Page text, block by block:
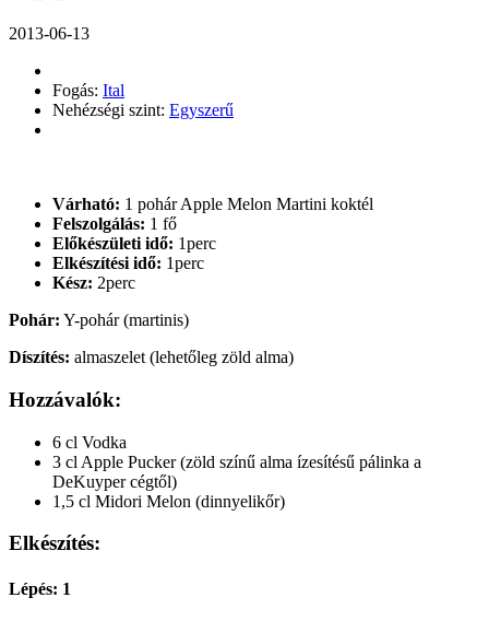
2013-06-13
Fogás: Ital
Nehézségi szint: Egyszerű
Várható: 1 pohár Apple Melon Martini koktél
Felszolgálás: 1 fő
Előkészületi idő: 1perc
Elkészítési idő: 1perc
Kész: 2perc
Pohár: Y-pohár (martinis)
Díszítés: almaszelet (lehetőleg zöld alma)
Hozzávalók:
6 cl Vodka
3 cl Apple Pucker (zöld színű alma ízesítésű pálinka a
DeKuyper cégtől)
1,5 cl Midori Melon (dinnyelikőr)
Elkészítés:
Lépés: 1